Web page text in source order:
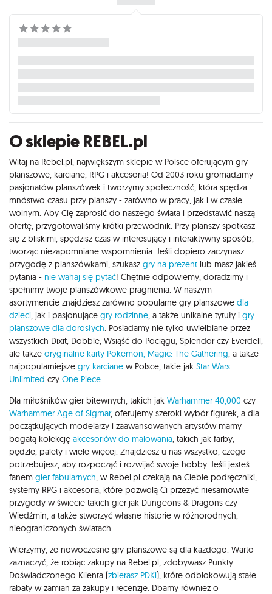
O sklepie REBEL.pl
Witaj na Rebel.pl, największym sklepie w Polsce oferującym gry
planszowe, karciane, RPG i akcesoria! Od 2003 roku gromadzimy
pasjonatów planszówek i tworzymy społeczność, która spędza
mnóstwo czasu przy planszy - zarówno w pracy, jak i w czasie
wolnym. Aby Cię zaprosić do naszego świata i przedstawić naszą
ofertę, przygotowaliśmy krótki przewodnik. Przy planszy spotkasz
się z bliskimi, spędzisz czas w interesujący i interaktywny sposób,
tworząc niezapomniane wspomnienia. Jeśli dopiero zaczynasz
przygodę z planszówkami, szukasz gry na prezent lub masz jakieś
pytania - nie wahaj się pytać! Chętnie odpowiemy, doradzimy i
spełnimy twoje planszówkowe pragnienia. W naszym
asortymencie znajdziesz zarówno popularne gry planszowe dla
dzieci, jak i pasjonujące gry rodzinne, a także unikalne tytuły i gry
planszowe dla dorosłych. Posiadamy nie tylko uwielbiane przez
wszystkich Dixit, Dobble, Wsiąść do Pociągu, Splendor czy Everdell,
ale także oryginalne karty Pokemon, Magic: The Gathering, a także
najpopularniejsze gry karciane w Polsce, takie jak Star Wars:
Unlimited czy One Piece.
Dla miłośników gier bitewnych, takich jak Warhammer 40,000 czy
Warhammer Age of Sigmar, oferujemy szeroki wybór figurek, a dla
początkujących modelarzy i zaawansowanych artystów mamy
bogatą kolekcję akcesoriów do malowania, takich jak farby,
pędzle, palety i wiele więcej. Znajdziesz u nas wszystko, czego
potrzebujesz, aby rozpocząć i rozwijać swoje hobby. Jeśli jesteś
fanem gier fabularnych, w Rebel.pl czekają na Ciebie podręczniki,
systemy RPG i akcesoria, które pozwolą Ci przeżyć niesamowite
przygody w świecie takich gier jak Dungeons & Dragons czy
Wiedźmin, a także stworzyć własne historie w różnorodnych,
nieograniczonych światach.
Wierzymy, że nowoczesne gry planszowe są dla każdego. Warto
zaznaczyć, że robiąc zakupy na Rebel.pl, zdobywasz Punkty
Doświadczonego Klienta (zbierasz PDKi), które odblokowują stałe
rabaty w zamian za zakupy i recenzje. Dbamy również o